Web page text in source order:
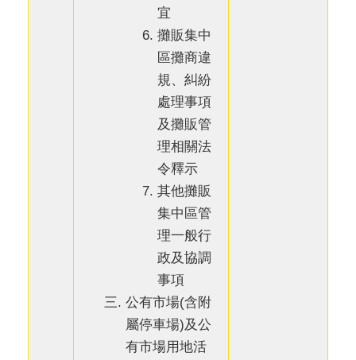
宜
攤販集中
區攤商違
規、糾紛
處理事項
及攤販管
理相關法
令釋示
其他攤販
集中區管
理一般行
政及協調
事項
公有市場(含附
屬停車場)及公
有市場用地活